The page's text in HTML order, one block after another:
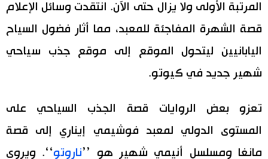
المرتبة الأولى ولا يزال حتى الآن. انتقدت وسائل الإعلام
قصة الشهرة المفاجئة للمعبد، مما أثار فضول السياح
اليابانيين ليتحول الموقع إلى موقع جذب سياحي
شهير جديد في كيوتو.
تعزو بعض الروايات قصة الجذب السياحي على
المستوى الدولي لمعبد فوشيمي إيناري إلى قصة
مانغا ومسلسل أنيمي شهير هو ’’ناروتو‘‘. ويروي